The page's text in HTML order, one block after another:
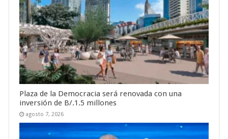
Plaza de la Democracia será renovada con una
inversión de B/.1.5 millones
agosto 7, 2026